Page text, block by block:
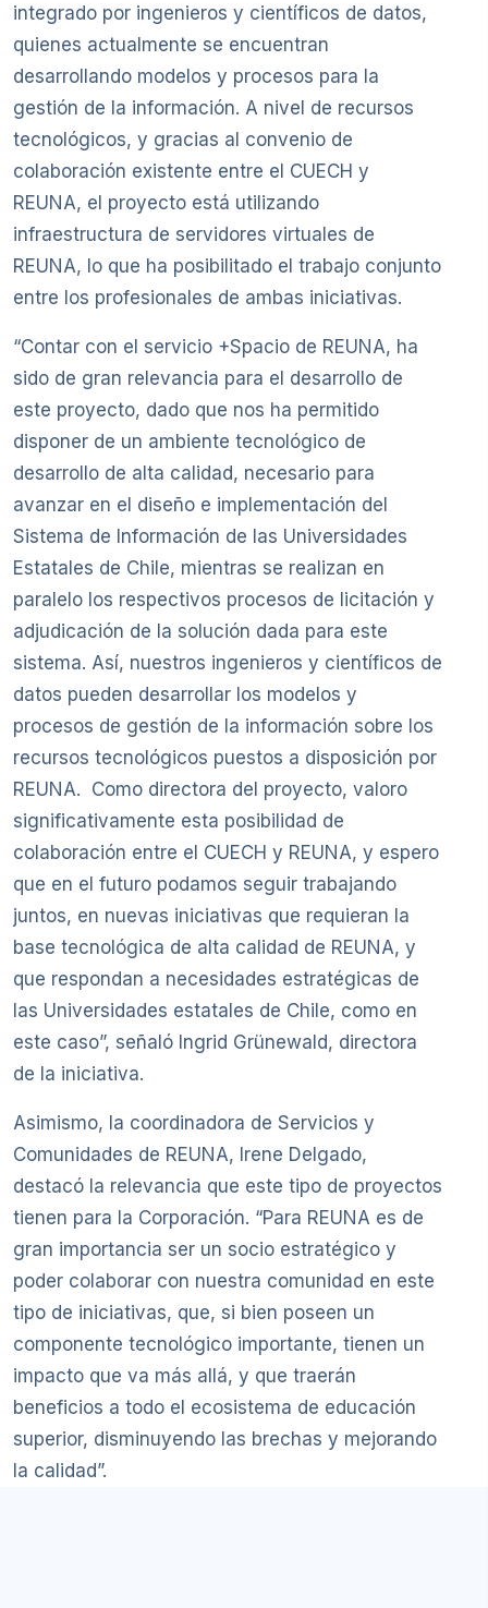
integrado por ingenieros y científicos de datos,
quienes actualmente se encuentran
desarrollando modelos y procesos para la
gestión de la información. A nivel de recursos
tecnológicos, y gracias al convenio de
colaboración existente entre el CUECH y
REUNA, el proyecto está utilizando
infraestructura de servidores virtuales de
REUNA, lo que ha posibilitado el trabajo conjunto
entre los profesionales de ambas iniciativas.
“Contar con el servicio +Spacio de REUNA, ha
sido de gran relevancia para el desarrollo de
este proyecto, dado que nos ha permitido
disponer de un ambiente tecnológico de
desarrollo de alta calidad, necesario para
avanzar en el diseño e implementación del
Sistema de Información de las Universidades
Estatales de Chile, mientras se realizan en
paralelo los respectivos procesos de licitación y
adjudicación de la solución dada para este
sistema. Así, nuestros ingenieros y científicos de
datos pueden desarrollar los modelos y
procesos de gestión de la información sobre los
recursos tecnológicos puestos a disposición por
REUNA. Como directora del proyecto, valoro
significativamente esta posibilidad de
colaboración entre el CUECH y REUNA, y espero
que en el futuro podamos seguir trabajando
juntos, en nuevas iniciativas que requieran la
base tecnológica de alta calidad de REUNA, y
que respondan a necesidades estratégicas de
las Universidades estatales de Chile, como en
este caso”, señaló Ingrid Grünewald, directora
de la iniciativa.
Asimismo, la coordinadora de Servicios y
Comunidades de REUNA, Irene Delgado,
destacó la relevancia que este tipo de proyectos
tienen para la Corporación. “Para REUNA es de
gran importancia ser un socio estratégico y
poder colaborar con nuestra comunidad en este
tipo de iniciativas, que, si bien poseen un
componente tecnológico importante, tienen un
impacto que va más allá, y que traerán
beneficios a todo el ecosistema de educación
superior, disminuyendo las brechas y mejorando
la calidad”.